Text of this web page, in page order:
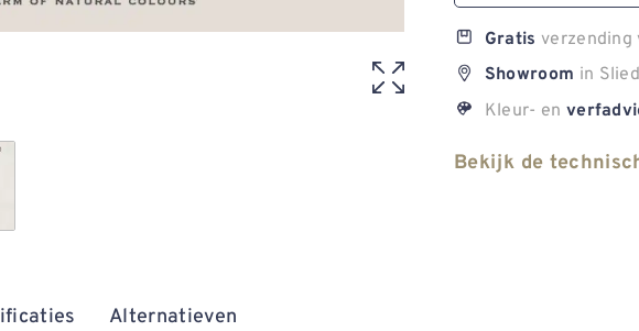
Gratis verzending
Showroom in
Kleur- en
Bekijk de
Alternatieven